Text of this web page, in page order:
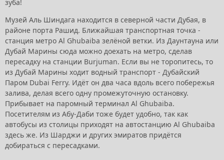
зуба!
Музей Аль Шиндага находится в северной части Дубая, в
районе порта Рашид. Ближайшая транспортная точка -
станция метро Al Ghubaiba зелёной ветки. Из Даунтауна или
Дубай Марины сюда можно доехать на метро, сделав
пересадку на станции Burjuman. Если вы не торопитесь, то
из Дубай Марины ходит водный транспорт - Дубайский
Паром Dubai Ferry. Идёт он два часа вдоль всего побережья
залива, делая всего одну промежуточную остановку.
Прибывает на паромный терминал Al Ghubaiba.
Посетителям из Абу-Даби тоже будет удобно, так как
автобусы из столицы приходят на автостанцию Al Ghubaiba
здесь же. Из Шарджи и других эмиратов придётся
добираться с пересадками.